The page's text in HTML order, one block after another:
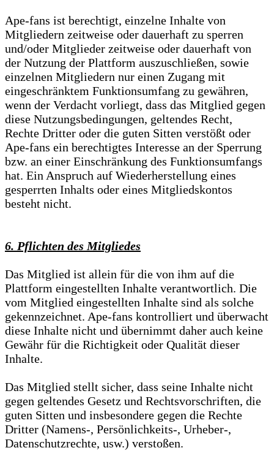
Ape-fans ist berechtigt, einzelne Inhalte von
Mitgliedern zeitweise oder dauerhaft zu sperren
und/oder Mitglieder zeitweise oder dauerhaft von
der Nutzung der Plattform auszuschließen, sowie
einzelnen Mitgliedern nur einen Zugang mit
eingeschränktem Funktionsumfang zu gewähren,
wenn der Verdacht vorliegt, dass das Mitglied gegen
diese Nutzungsbedingungen, geltendes Recht,
Rechte Dritter oder die guten Sitten verstößt oder
Ape-fans ein berechtigtes Interesse an der Sperrung
bzw. an einer Einschränkung des Funktionsumfangs
hat. Ein Anspruch auf Wiederherstellung eines
gesperrten Inhalts oder eines Mitgliedskontos
besteht nicht.
6. Pflichten des Mitgliedes
Das Mitglied ist allein für die von ihm auf die
Plattform eingestellten Inhalte verantwortlich. Die
vom Mitglied eingestellten Inhalte sind als solche
gekennzeichnet. Ape-fans kontrolliert und überwacht
diese Inhalte nicht und übernimmt daher auch keine
Gewähr für die Richtigkeit oder Qualität dieser
Inhalte.
Das Mitglied stellt sicher, dass seine Inhalte nicht
gegen geltendes Gesetz und Rechtsvorschriften, die
guten Sitten und insbesondere gegen die Rechte
Dritter (Namens-, Persönlichkeits-, Urheber-,
Datenschutzrechte, usw.) verstoßen.